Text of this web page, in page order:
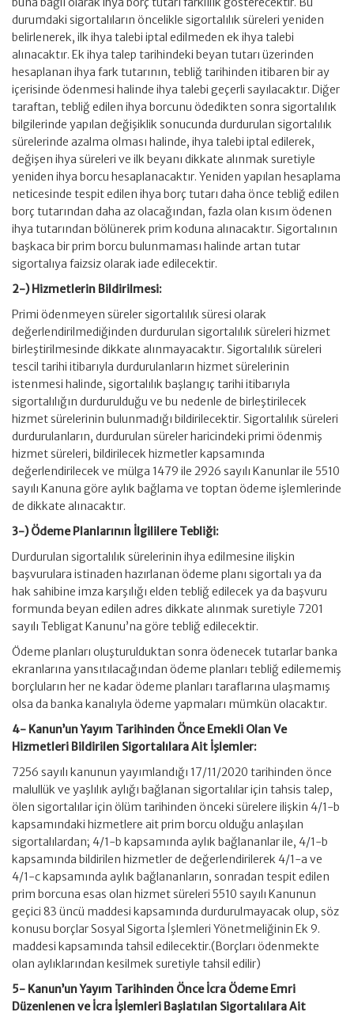
durumdaki sigortalıların öncelikle sigortalılık süreleri yeniden
belirlenerek, ilk ihya talebi iptal edilmeden ek ihya talebi
alınacaktır. Ek ihya talep tarihindeki beyan tutarı üzerinden
hesaplanan ihya fark tutarının, tebliğ tarihinden itibaren bir ay
içerisinde ödenmesi halinde ihya talebi geçerli sayılacaktır. Diğer
taraftan, tebliğ edilen ihya borcunu ödedikten sonra sigortalılık
bilgilerinde yapılan değişiklik sonucunda durdurulan sigortalılık
sürelerinde azalma olması halinde, ihya talebi iptal edilerek,
değişen ihya süreleri ve ilk beyanı dikkate alınmak suretiyle
yeniden ihya borcu hesaplanacaktır. Yeniden yapılan hesaplama
neticesinde tespit edilen ihya borç tutarı daha önce tebliğ edilen
borç tutarından daha az olacağından, fazla olan kısım ödenen
ihya tutarından bölünerek prim koduna alınacaktır. Sigortalının
başkaca bir prim borcu bulunmaması halinde artan tutar
sigortalıya faizsiz olarak iade edilecektir.
2-) Hizmetlerin Bildirilmesi:
Primi ödenmeyen süreler sigortalılık süresi olarak
değerlendirilmediğinden durdurulan sigortalılık süreleri hizmet
birleştirilmesinde dikkate alınmayacaktır. Sigortalılık süreleri
tescil tarihi itibarıyla durdurulanların hizmet sürelerinin
istenmesi halinde, sigortalılık başlangıç tarihi itibarıyla
sigortalılığın durdurulduğu ve bu nedenle de birleştirilecek
hizmet sürelerinin bulunmadığı bildirilecektir. Sigortalılık süreleri
durdurulanların, durdurulan süreler haricindeki primi ödenmiş
hizmet süreleri, bildirilecek hizmetler kapsamında
değerlendirilecek ve mülga 1479 ile 2926 sayılı Kanunlar ile 5510
sayılı Kanuna göre aylık bağlama ve toptan ödeme işlemlerinde
de dikkate alınacaktır.
3-) Ödeme Planlarının İlgililere Tebliği:
Durdurulan sigortalılık sürelerinin ihya edilmesine ilişkin
başvurulara istinaden hazırlanan ödeme planı sigortalı ya da
hak sahibine imza karşılığı elden tebliğ edilecek ya da başvuru
formunda beyan edilen adres dikkate alınmak suretiyle 7201
sayılı Tebligat Kanunu’na göre tebliğ edilecektir.
Ödeme planları oluşturulduktan sonra ödenecek tutarlar banka
ekranlarına yansıtılacağından ödeme planları tebliğ edilememiş
borçluların her ne kadar ödeme planları taraflarına ulaşmamış
olsa da banka kanalıyla ödeme yapmaları mümkün olacaktır.
4- Kanun’un Yayım Tarihinden Önce Emekli Olan Ve
Hizmetleri Bildirilen Sigortalılara Ait İşlemler:
7256 sayılı kanunun yayımlandığı 17/11/2020 tarihinden önce
malullük ve yaşlılık aylığı bağlanan sigortalılar için tahsis talep,
ölen sigortalılar için ölüm tarihinden önceki sürelere ilişkin 4/1-b
kapsamındaki hizmetlere ait prim borcu olduğu anlaşılan
sigortalılardan; 4/1-b kapsamında aylık bağlananlar ile, 4/1-b
kapsamında bildirilen hizmetler de değerlendirilerek 4/1-a ve
4/1-c kapsamında aylık bağlananların, sonradan tespit edilen
prim borcuna esas olan hizmet süreleri 5510 sayılı Kanunun
geçici 83 üncü maddesi kapsamında durdurulmayacak olup, söz
konusu borçlar Sosyal Sigorta İşlemleri Yönetmeliğinin Ek 9.
maddesi kapsamında tahsil edilecektir.(Borçları ödenmekte
olan aylıklarından kesilmek suretiyle tahsil edilir)
5- Kanun’un Yayım Tarihinden Önce İcra Ödeme Emri
Düzenlenen ve İcra İşlemleri Başlatılan Sigortalılara Ait